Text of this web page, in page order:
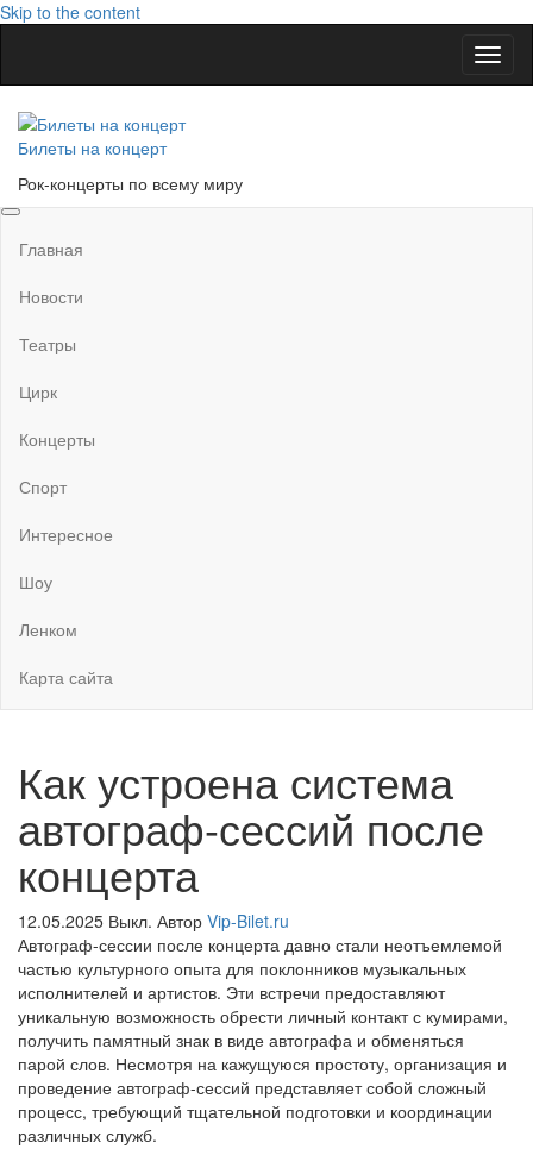
Skip to the content
Билеты на концерт
Рок-концерты по всему миру
Главная
Новости
Театры
Цирк
Концерты
Спорт
Интересное
Шоу
Ленком
Карта сайта
Как устроена система
автограф-сессий после
концерта
12.05.2025 Выкл. Автор Vip-Bilet.ru
Автограф-сессии после концерта давно стали неотъемлемой
частью культурного опыта для поклонников музыкальных
исполнителей и артистов. Эти встречи предоставляют
уникальную возможность обрести личный контакт с кумирами,
получить памятный знак в виде автографа и обменяться
парой слов. Несмотря на кажущуюся простоту, организация и
проведение автограф-сессий представляет собой сложный
процесс, требующий тщательной подготовки и координации
различных служб.